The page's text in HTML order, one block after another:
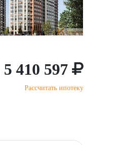
5 410 597
Рассчитать ипотеку